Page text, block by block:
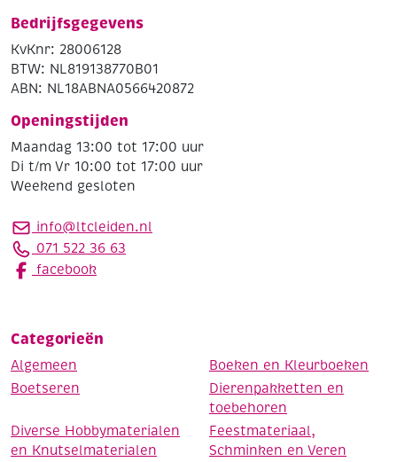
Bedrijfsgegevens
KvKnr: 28006128
BTW: NL819138770B01
ABN: NL18ABNA0566420872
Openingstijden
Maandag 13:00 tot 17:00 uur
Di t/m Vr 10:00 tot 17:00 uur
Weekend gesloten
info@ltcleiden.nl
071 522 36 63
facebook
Categorieën
Algemeen
Boeken en Kleurboeken
Boetseren
Dierenpakketten en
toebehoren
Diverse Hobbymaterialen
en Knutselmaterialen
Feestmateriaal,
Schminken en Veren